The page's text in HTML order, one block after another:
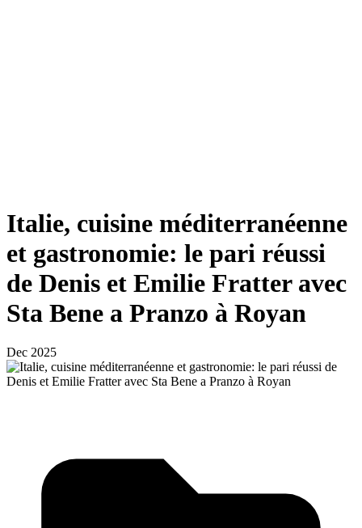
Italie, cuisine méditerranéenne
et gastronomie: le pari réussi
de Denis et Emilie Fratter avec
Sta Bene a Pranzo à Royan
Dec 2025